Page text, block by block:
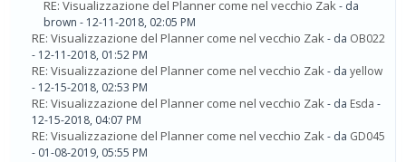
RE: Visualizzazione del Planner come nel vecchio Zak- da
brown - 12-11-2018, 02:05 PM
RE: Visualizzazione del Planner come nel vecchio Zak- da OB022
- 12-11-2018, 01:52 PM
RE: Visualizzazione del Planner come nel vecchio Zak- da yellow
- 12-15-2018, 02:53 PM
RE: Visualizzazione del Planner come nel vecchio Zak- da Esda -
12-15-2018, 04:07 PM
RE: Visualizzazione del Planner come nel vecchio Zak- da GD045
- 01-08-2019, 05:55 PM